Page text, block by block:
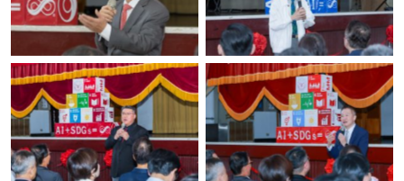
No Caption No Caption